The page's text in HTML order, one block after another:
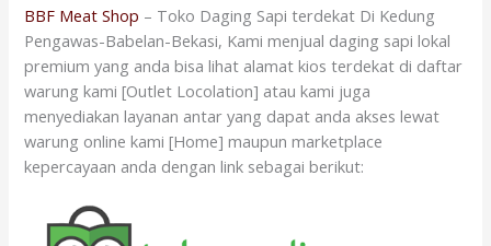
BBF Meat Shop – Toko Daging Sapi terdekat Di Kedung
Pengawas-Babelan-Bekasi, Kami menjual daging sapi lokal
premium yang anda bisa lihat alamat kios terdekat di daftar
warung kami [Outlet Locolation] atau kami juga
menyediakan layanan antar yang dapat anda akses lewat
warung online kami [Home] maupun marketplace
kepercayaan anda dengan link sebagai berikut: